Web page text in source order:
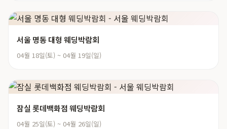
서울 명동 대형 웨딩박람회
04월 18일(토) ~ 04월 19일(일)
잠실 롯데백화점 웨딩박람회
04월 25일(토) ~ 04월 26일(일)